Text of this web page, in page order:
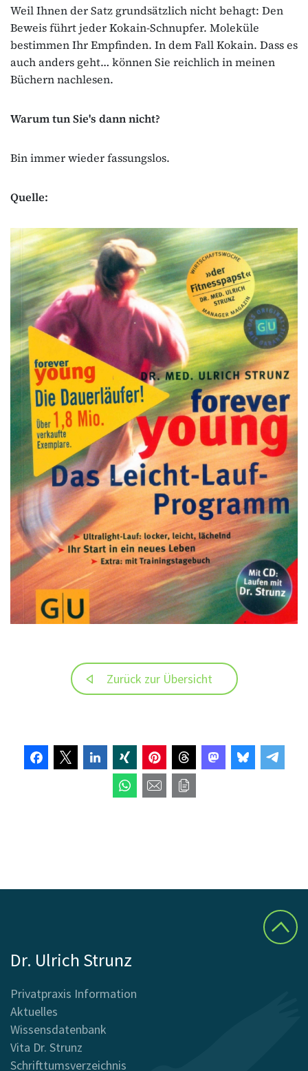
Weil Ihnen der Satz grundsätzlich nicht behagt: Den
Beweis führt jeder Kokain-Schnupfer. Moleküle
bestimmen Ihr Empfinden. In dem Fall Kokain. Dass es
auch anders geht… können Sie reichlich in meinen
Büchern nachlesen.
Warum tun Sie's dann nicht?
Bin immer wieder fassungslos.
Quelle:
Zurück zur Übersicht
Dr. Ulrich Strunz
Privatpraxis Information
Aktuelles
Wissensdatenbank
Vita Dr. Strunz
Schrifttumsverzeichnis